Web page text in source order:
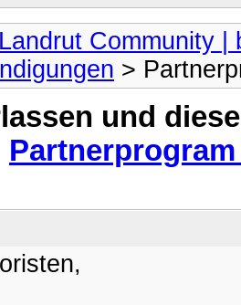
Community |
>
und